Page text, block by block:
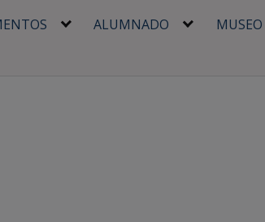
ALUMNADO MUSEO